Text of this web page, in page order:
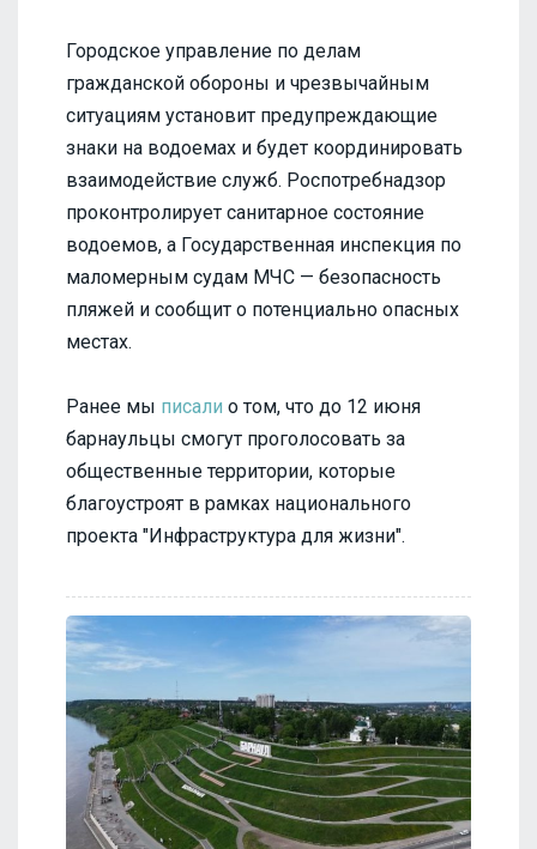
Городское управление по делам
гражданской обороны и чрезвычайным
ситуациям установит предупреждающие
знаки на водоемах и будет координировать
взаимодействие служб. Роспотребнадзор
проконтролирует санитарное состояние
водоемов, а Государственная инспекция по
маломерным судам МЧС — безопасность
пляжей и сообщит о потенциально опасных
местах.
Ранее мы писали о том, что до 12 июня
барнаульцы смогут проголосовать за
общественные территории, которые
благоустроят в рамках национального
проекта "Инфраструктура для жизни".